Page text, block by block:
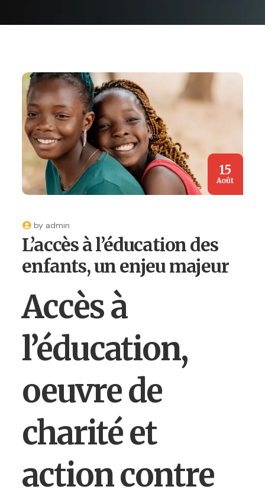
15
Août
by admin
L’accès à l’éducation des
enfants, un enjeu majeur
Accès à
l’éducation,
oeuvre de
charité et
action contre